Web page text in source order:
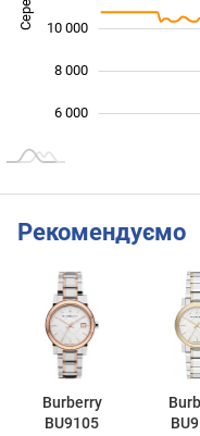
6 000
8 000
10 000
Рекомендуємо
Burberry
BU9105